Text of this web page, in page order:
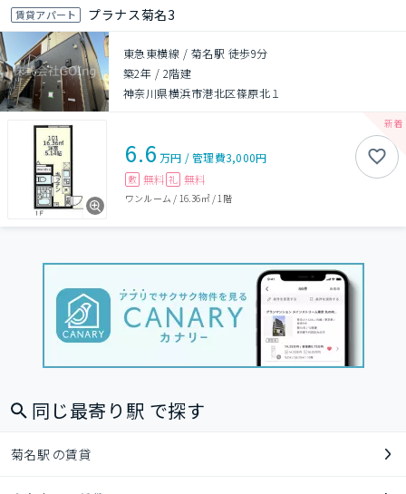
賃貸アパート プラナス菊名3
東急東横線 / 菊名駅 徒歩9分
築2年 / 2階建
神奈川県横浜市港北区篠原北１
6.6 万円 /管理費3,000円
敷 無料 礼 無料
ワンルーム / 16.36㎡/ 1階
同じ最寄り駅 で探す
菊名駅 の賃貸